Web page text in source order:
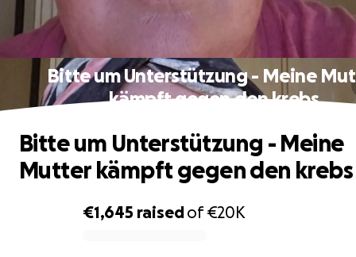
Bitte um Unterstützung - Meine
kämpft gegen den krebs
€1,645 raisedof€20K
Bitte um Unterstützung - Meine
Mutter kämpft gegen den krebs